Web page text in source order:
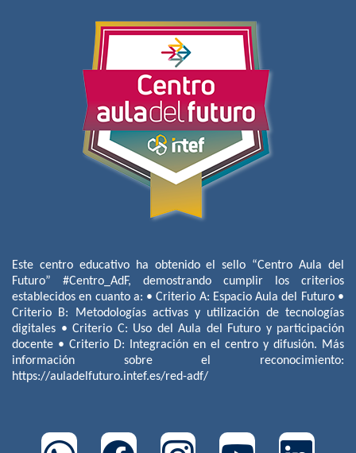
Este centro educativo ha obtenido el sello “Centro Aula del
Futuro” #Centro_AdF, demostrando cumplir los criterios
establecidos en cuanto a: • Criterio A: Espacio Aula del Futuro •
Criterio B: Metodologías activas y utilización de tecnologías
digitales • Criterio C: Uso del Aula del Futuro y participación
docente • Criterio D: Integración en el centro y difusión. Más
información sobre el reconocimiento:
https://auladelfuturo.intef.es/red-adf/